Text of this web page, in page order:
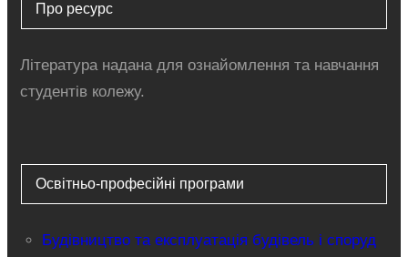
Про ресурс
Література надана для ознайомлення та навчання
студентів колежу.
Освітньо-професійні програми
Будівництво та експлуатація будівель і споруд